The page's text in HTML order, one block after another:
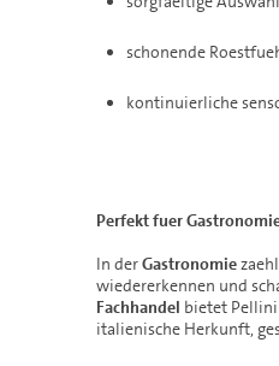
schonende
kontinuierliche
Perfekt fuer
In derGastronomie
wiedererkennen und
Fachhandel bietet
italienische Herkunft,